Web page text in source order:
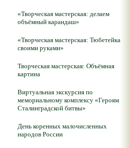
«Творческая мастерская: делаем
объёмный карандаш»
«Творческая мастерская: Тюбетейка
своими руками»
Творческая мастерская: Объёмная
картина
Виртуальная экскурсия по
мемориальному комплексу «Героям
Сталинградской битвы»
День коренных малочисленных
народов России